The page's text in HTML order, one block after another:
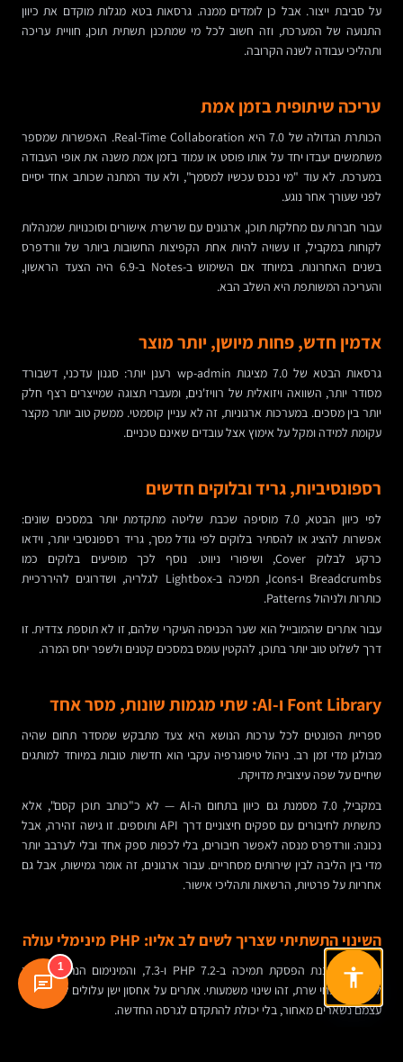
על סביבת ייצור. אבל כן לומדים ממנה. גרסאות בטא מגלות מוקדם את כיוון
התנועה של המערכת, וזה חשוב לכל מי שמתכנן תשתית תוכן, חוויית עריכה
ותהליכי עבודה לשנה הקרובה.
עריכה שיתופית בזמן אמת
הכותרת הגדולה של 7.0 היא Real-Time Collaboration. האפשרות שמספר
משתמשים יעבדו יחד על אותו פוסט או עמוד בזמן אמת משנה את אופי העבודה
במערכת. לא עוד "מי נכנס עכשיו למסמך", ולא עוד המתנה שכותב אחד יסיים
לפני שעורך אחר נוגע.
עבור חברות עם מחלקות תוכן, ארגונים עם שרשרת אישורים וסוכנויות שמנהלות
לקוחות במקביל, זו עשויה להיות אחת הקפיצות החשובות ביותר של וורדפרס
בשנים האחרונות. במיוחד אם השימוש ב-Notes ב-6.9 היה הצעד הראשון,
והעריכה המשותפת היא השלב הבא.
אדמין חדש, פחות מיושן, יותר מוצר
גרסאות הבטא של 7.0 מציגות wp-admin רענן יותר: סגנון עדכני, דשבורד
מסודר יותר, השוואה ויזואלית של רוויז'נים, ומעברי תצוגה שמייצרים רצף חלק
יותר בין מסכים. במערכות ארגוניות, זה לא עניין קוסמטי. ממשק טוב יותר מקצר
עקומת למידה ומקל על אימוץ אצל עובדים שאינם טכניים.
רספונסיביות, גריד ובלוקים חדשים
לפי כיוון הבטא, 7.0 מוסיפה שכבת שליטה מתקדמת יותר במסכים שונים:
אפשרות להציג או להסתיר בלוקים לפי גודל מסך, גריד רספונסיבי יותר, וידאו
כרקע לבלוק Cover, ושיפורי ניווט. נוסף לכך מופיעים בלוקים כמו
Breadcrumbs ו-Icons, תמיכה ב-Lightbox לגלריה, ושדרוגים להיררכיית
כותרות ולניהול Patterns.
עבור אתרים שהמובייל הוא שער הכניסה העיקרי שלהם, זו לא תוספת צדדית. זו
דרך לשלוט טוב יותר בתוכן, להקטין עומס במסכים קטנים ולשפר יחס המרה.
Font Library ו-AI: שתי מגמות שונות, מסר אחד
ספריית הפונטים לכל ערכות הנושא היא צעד מתבקש שמסדר תחום שהיה
מבולגן מדי זמן רב. ניהול טיפוגרפיה עקבי הוא חדשות טובות במיוחד למותגים
שחיים על שפה עיצובית מדויקת.
במקביל, 7.0 מסמנת גם כיוון בתחום ה-AI — לא כ"כותב תוכן קסם", אלא
כתשתית לחיבורים עם ספקים חיצוניים דרך API ותוספים. זו גישה זהירה, אבל
נכונה: וורדפרס מנסה לאפשר חיבורים, בלי לכפות ספק אחד ובלי לערבב יותר
מדי בין הליבה לבין שירותים מסחריים. עבור ארגונים, זה אומר גמישות, אבל גם
אחריות על פרטיות, הרשאות ותהליכי אישור.
השינוי התשתיתי שצריך לשים לב אליו: PHP מינימלי עולה
ב-7.0 מתוכננת הפסקת תמיכה ב-PHP 7.2 ו-7.3, והמינימום הנתמך יהפוך
ל-7.4. במונחי שרת, זהו שינוי משמעותי. אתרים על אחסון ישן עלולים למצוא את
עצמם נשארים מאחור, בלי יכולת להתקדם לגרסה החדשה.
1